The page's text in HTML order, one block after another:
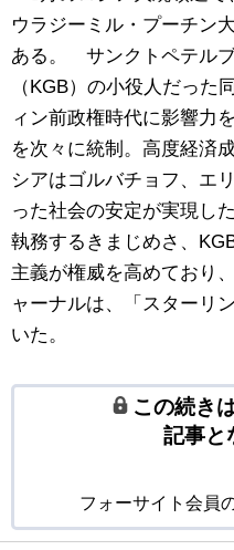
ウラジーミル・プーチン
ある。 サンクトペテル
（KGB）の小役人だった
ィン前政権時代に影響力
を次々に統制。高度経済
シアはゴルバチョフ、エ
った社会の安定が実現し
執務するきまじめさ、
主義が権威を高めており
ャーナルは、「スターリ
いた。
この続き
記事と
フォーサイト会員